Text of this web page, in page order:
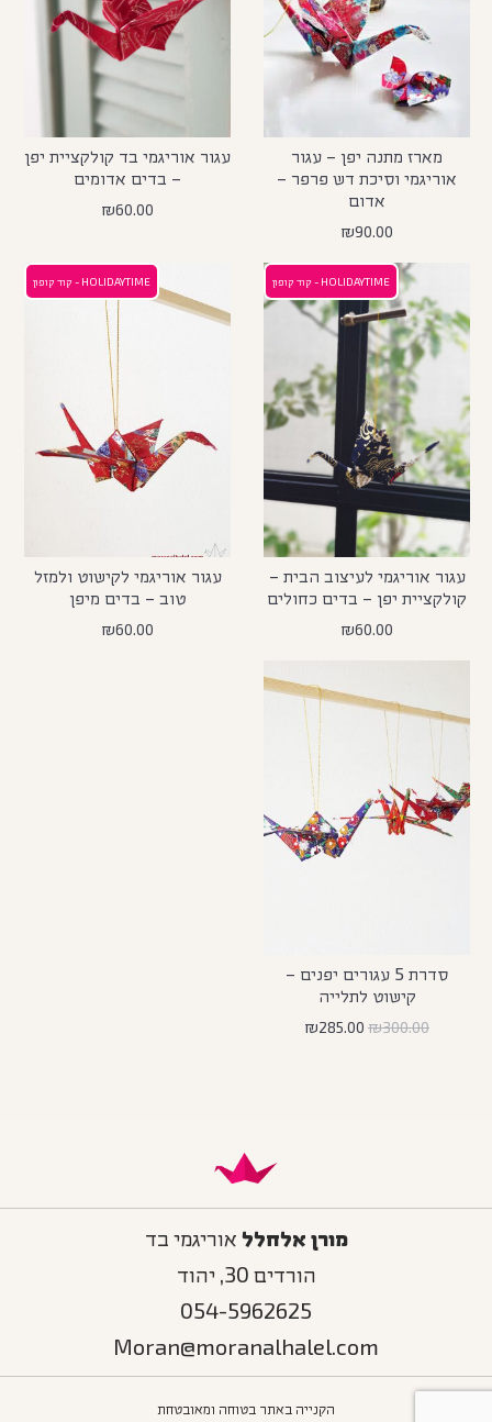
מארז מתנה יפן – עגור
אוריגמי וסיכת דש פרפר –
אדום
₪90.00
עגור אוריגמי בד קולקציית יפן
– בדים אדומים
₪60.00
HOLIDAYTIME - קוד קופון
עגור אוריגמי לעיצוב הבית –
קולקציית יפן – בדים כחולים
₪60.00
HOLIDAYTIME - קוד קופון
עגור אוריגמי לקישוט ולמזל
טוב – בדים מיפן
₪60.00
סדרת 5 עגורים יפנים –
קישוט לתלייה
₪300.00
₪285.00
מורן אלחלל אוריגמי בד
הורדים 30, יהוד
054-5962625
Moran@moranalhalel.com
הקנייה באתר בטוחה ומאובטחת